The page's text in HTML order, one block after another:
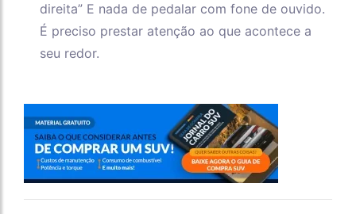
direita” E nada de pedalar com fone de ouvido.
É preciso prestar atenção ao que acontece a
seu redor.